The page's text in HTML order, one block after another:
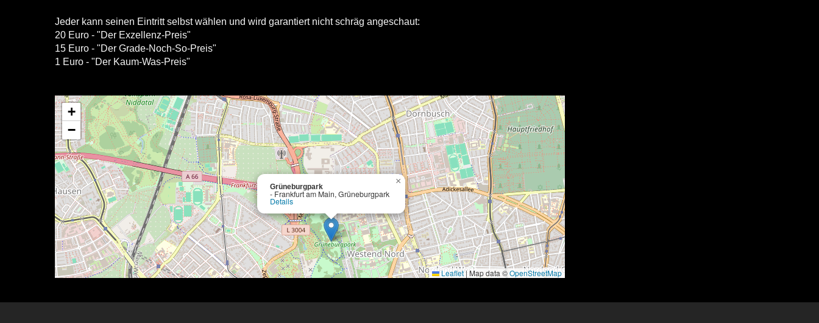
Jeder kann seinen Eintritt selbst wählen und wird garantiert nicht schräg angeschaut:
20 Euro - "Der Exzellenz-Preis"
15 Euro - "Der Grade-Noch-So-Preis"
1 Euro - "Der Kaum-Was-Preis"
Grüneburgpark
- Frankfurt am Main, Grüneburgpark
Details
×
+
−
Leaflet|Map data ©OpenStreetMap